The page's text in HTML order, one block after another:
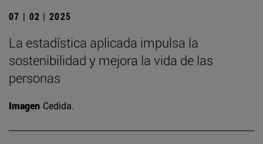
07 | 02 | 2025
La estadística aplicada impulsa la
sostenibilidad y mejora la vida de las
personas
Imagen Cedida.